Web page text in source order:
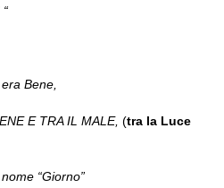
Bene,
E TRA IL MALE, (tra la Luce
“Giorno”